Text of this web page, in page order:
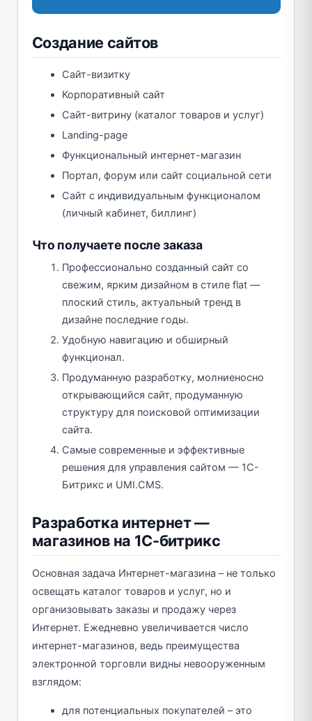
Создание сайтов
Сайт-визитку
Корпоративный сайт
Сайт-витрину (каталог товаров и услуг)
Landing-page
Функциональный интернет-магазин
Портал, форум или сайт социальной сети
Сайт с индивидуальным функционалом
(личный кабинет, биллинг)
Что получаете после заказа
Профессионально созданный сайт со
свежим, ярким дизайном в стиле flat —
плоский стиль, актуальный тренд в
дизайне последние годы.
Удобную навигацию и обширный
функционал.
Продуманную разработку, молниеносно
открывающийся сайт, продуманную
структуру для поисковой оптимизации
сайта.
Самые современные и эффективные
решения для управления сайтом — 1С-
Битрикс и UMI.CMS.
Разработка интернет —
магазинов на 1С-битрикс
Основная задача Интернет-магазина – не только
освещать каталог товаров и услуг, но и
организовывать заказы и продажу через
Интернет. Ежедневно увеличивается число
интернет-магазинов, ведь преимущества
электронной торговли видны невооруженным
взглядом:
для потенциальных покупателей – это